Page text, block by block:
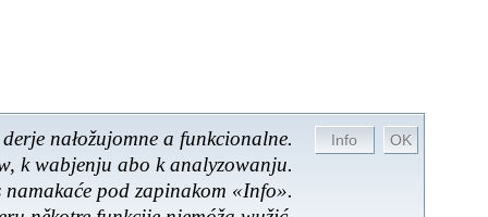
nałožujomne a funkcionalne.
k wabjenju abo k analyzowanju.
pod zapinakom «Info».